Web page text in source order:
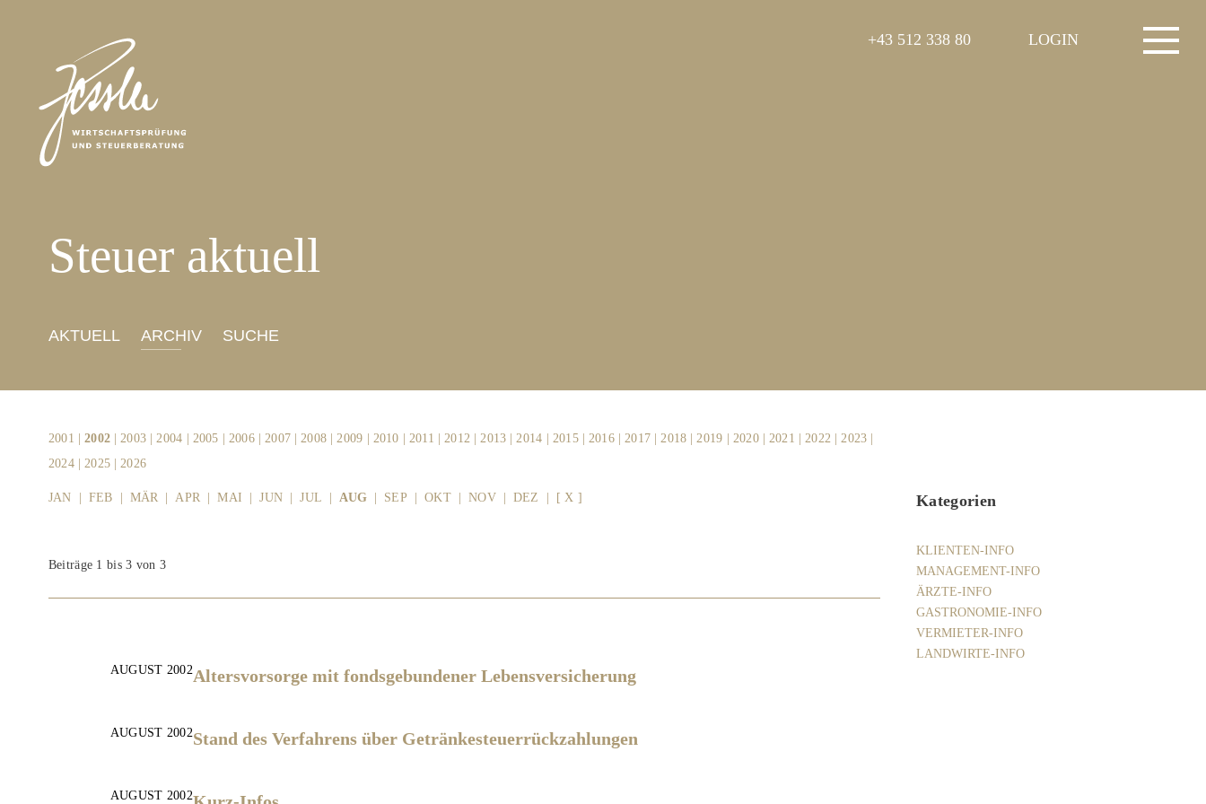
+43 512 338 80 LOGIN
Steuer aktuell
AKTUELL ARCHIV SUCHE
2001 2002 |2003 |2004 2005 2006| 2007 |2008 |2009 2010 2011 2012 |2013 |2014 2015| 2016 |2017 |2018 |2019 2020| 2021 |2022 |2023
2024| 2025 |2026
JAN FEB MÄR |APR |MAI |JUN |JUL |AUG SEP |OKT| NOV| DEZ [ X ]
Beiträge 1 bis 3 von 3
AUGUST 2002Altersvorsorge mit fondsgebundener Lebensversicherung
AUGUST 2002Stand des Verfahrens über Getränkesteuerrückzahlungen
AUGUST 2002
Kategorien
KLIENTEN-INFO
MANAGEMENT-INFO
ÄRZTE-INFO
GASTRONOMIE-INFO
VERMIETER-INFO
LANDWIRTE-INFO